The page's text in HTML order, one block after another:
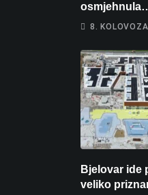
osmjehnula
eura, a
više od 80
eura
8.
Bjelovar ide
veliko